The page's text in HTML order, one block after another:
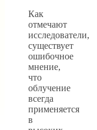
Как
отмечают
исследователи,
существует
ошибочное
мнение,
что
облучение
всегда
применяется
в